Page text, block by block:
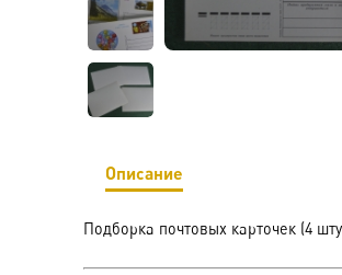
Описание
Подборка почтовых карточек (4